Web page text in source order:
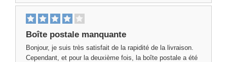
Boîte postale manquante
Bonjour, je suis très satisfait de la rapidité de la livraison.
Cependant, et pour la deuxième fois, la boîte postale a été